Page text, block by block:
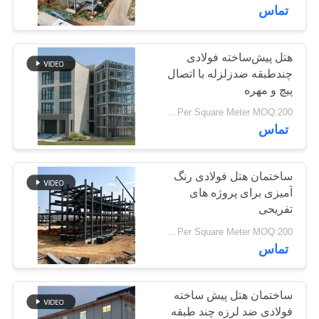
کارخانه
کنترل
کیفیت
تماس
بگیرید
اخبار
ساخت سازه های
فلزی
77
ساخت سازه های
فولادی
41
تماس
هتل پیش‌ساخته فولادی
چندطبقه ضدزلزله با اتصال
پیچ و مهره
USD29-USD49 Per Square Meter MOQ:200 متر مربع
تماس
ساختمان هتل فولادی رنگ
آمیزی برای پروژه های
تفریحی
تماس
ساختمان هتل پیش ساخته
فولادی ضد لرزه چند طبقه